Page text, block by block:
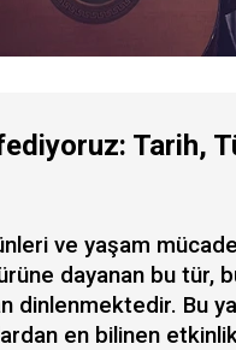
Tarih,
ve yaşam
dayanan bu tür,
dinlenmektedir. Bu
en bilinen